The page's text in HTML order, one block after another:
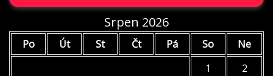
Srpen 2026
Po Út St Čt Pá So
Ne
1
2